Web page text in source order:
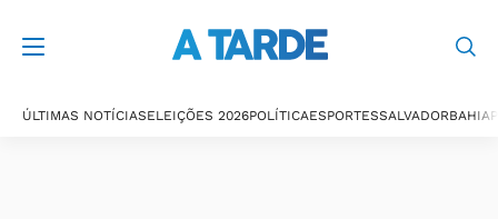
ÚLTIMAS NOTÍCIASELEIÇÕES 2026POLÍTICAESPORTESSALVADORBAHIA